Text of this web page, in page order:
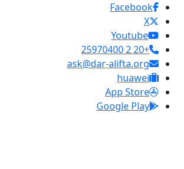
Facebook
X
Youtube
+20 2 25970400
ask@dar-alifta.org
huawei
App Store
Google Play